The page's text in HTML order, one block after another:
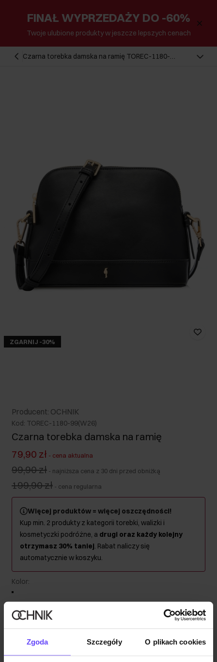
Zgoda Szczegóły O plikach cookies
FINAŁ WYPRZEDAŻY DO -60%
Twoje ulubione produkty w jeszcze lepszych cenach
Czarna torebka damska na ramię TOREC-1180-
ZGARNIJ -30%
Producent: OCHNIK
Kod: TOREC-1180-99(W26)
Czarna torebka damska na ramię
79,90 zł - cena aktualna
99,90 zł - najniższa cena z 30 dni przed obniżką
199,90 zł - cena regularna
Więcej produktów = więcej oszczędności!
Kup min. 2 produkty z kategorii torebki, walizki i
kosmetyczki podróżne, a drugi oraz każdy kolejny
otrzymasz 30% taniej. Rabat naliczy się
automatycznie w koszyku.
Kolor:
Opis produktu